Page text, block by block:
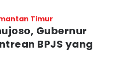
Timur
Gubernur
BPJS yang